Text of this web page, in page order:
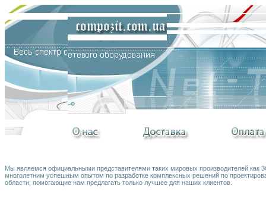
Мы являемся официальными представителями таких мировых производителей как
многолетним успешным опытом по разработке комплексных решений по
области, помогающие нам предлагать только лучшее для наших клиентов.